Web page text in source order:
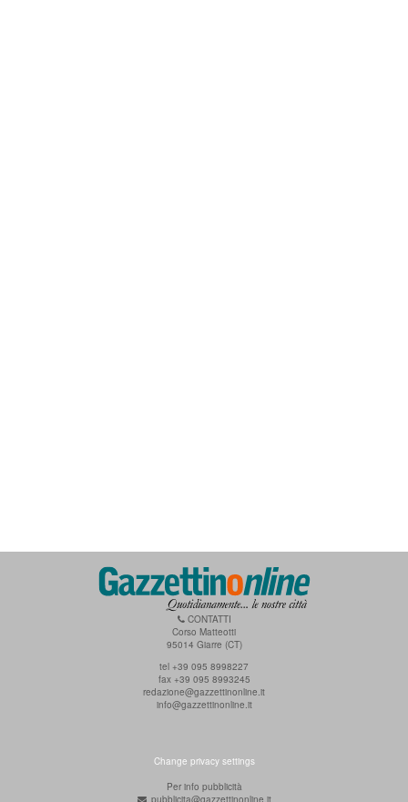
CONTATTI
Corso Matteotti
95014 Giarre (CT)
tel +39 095 8998227
fax +39 095 8993245
redazione@gazzettinonline.it
info@gazzettinonline.it
Change privacy settings
Per info pubblicità
pubblicita@gazzettinonline.it